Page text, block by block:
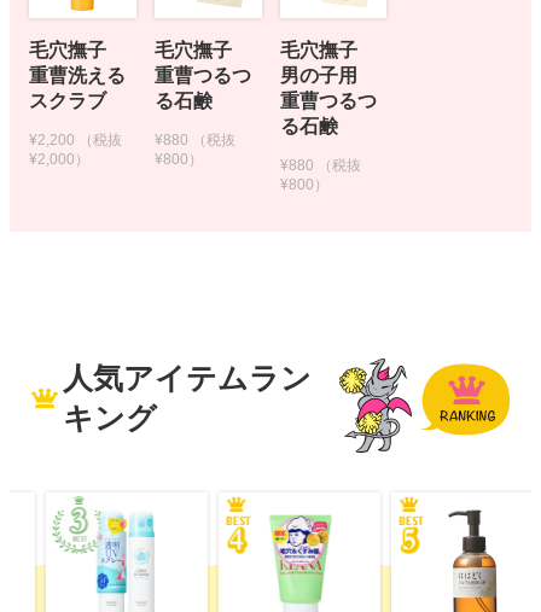
毛穴撫子
重曹洗える
スクラブ
¥2,200
（税抜
¥2,000）
毛穴撫子
重曹つるつ
る石鹸
¥880
（税抜
¥800）
毛穴撫子
男の子用
重曹つるつ
る石鹸
¥880
（税抜
¥800）
人気アイテムラン
キング